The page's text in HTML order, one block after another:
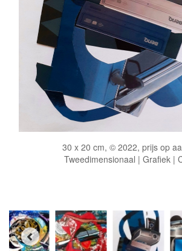
30 x 20 cm, © 2022, prijs op
Tweedimensionaal | Grafiek |